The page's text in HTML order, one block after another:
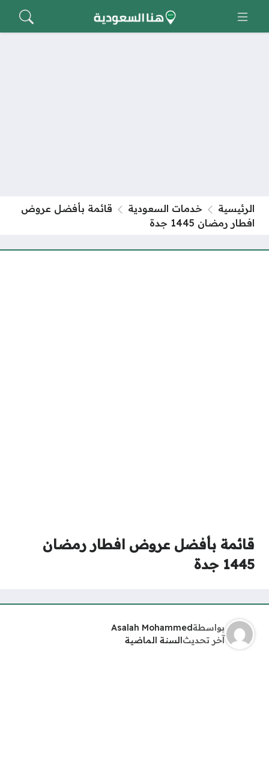
الرئيسية خدمات السعودية
قائمة بأفضل عروض
افطار رمضان 1445 جدة
قائمة بأفضل عروض افطار رمضان
1445 جدة
بواسطةAsalah Mohammed
آخر تحديثالسنة الماضية